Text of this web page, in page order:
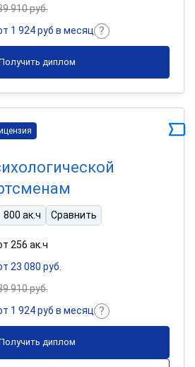
910 руб.
1 924 руб в месяц
диплом
800 ак.ч Сравнить
256 ак.ч
23 080 руб.
910 руб.
1 924 руб в месяц
диплом